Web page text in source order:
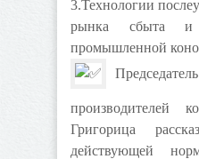
3.Технологии
рынка сбыта и
промышленной
производителей
Григорица
действующей